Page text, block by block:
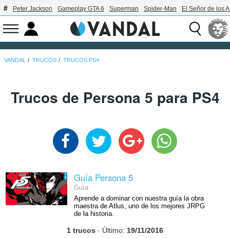
Peter Jackson Gameplay GTA 6 Superman Spider-Man El Señor de los
VANDAL TRUCOS TRUCOS PS4
Trucos de Persona 5 para PS4
Guía Persona 5
Guía
Aprende a dominar con nuestra guía la obra
maestra de Atlus, uno de los mejores JRPG
de la historia.
1 trucos · Último: 19/11/2016